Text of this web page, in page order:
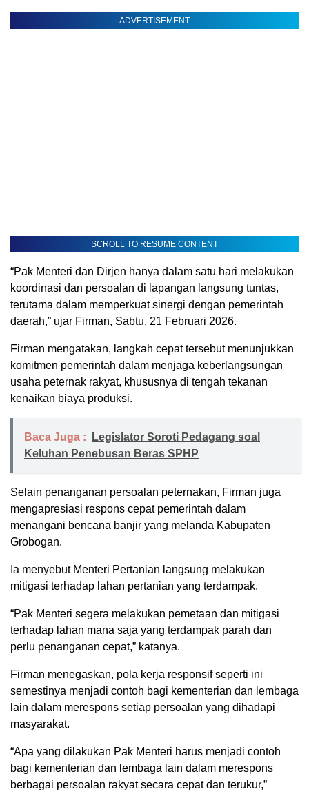
ADVERTISEMENT
SCROLL TO RESUME CONTENT
“Pak Menteri dan Dirjen hanya dalam satu hari melakukan
koordinasi dan persoalan di lapangan langsung tuntas,
terutama dalam memperkuat sinergi dengan pemerintah
daerah,” ujar Firman, Sabtu, 21 Februari 2026.
Firman mengatakan, langkah cepat tersebut menunjukkan
komitmen pemerintah dalam menjaga keberlangsungan
usaha peternak rakyat, khususnya di tengah tekanan
kenaikan biaya produksi.
Baca Juga :
Legislator Soroti Pedagang soal
Keluhan Penebusan Beras SPHP
Selain penanganan persoalan peternakan, Firman juga
mengapresiasi respons cepat pemerintah dalam
menangani bencana banjir yang melanda Kabupaten
Grobogan.
Ia menyebut Menteri Pertanian langsung melakukan
mitigasi terhadap lahan pertanian yang terdampak.
“Pak Menteri segera melakukan pemetaan dan mitigasi
terhadap lahan mana saja yang terdampak parah dan
perlu penanganan cepat,” katanya.
Firman menegaskan, pola kerja responsif seperti ini
semestinya menjadi contoh bagi kementerian dan lembaga
lain dalam merespons setiap persoalan yang dihadapi
masyarakat.
“Apa yang dilakukan Pak Menteri harus menjadi contoh
bagi kementerian dan lembaga lain dalam merespons
berbagai persoalan rakyat secara cepat dan terukur,”